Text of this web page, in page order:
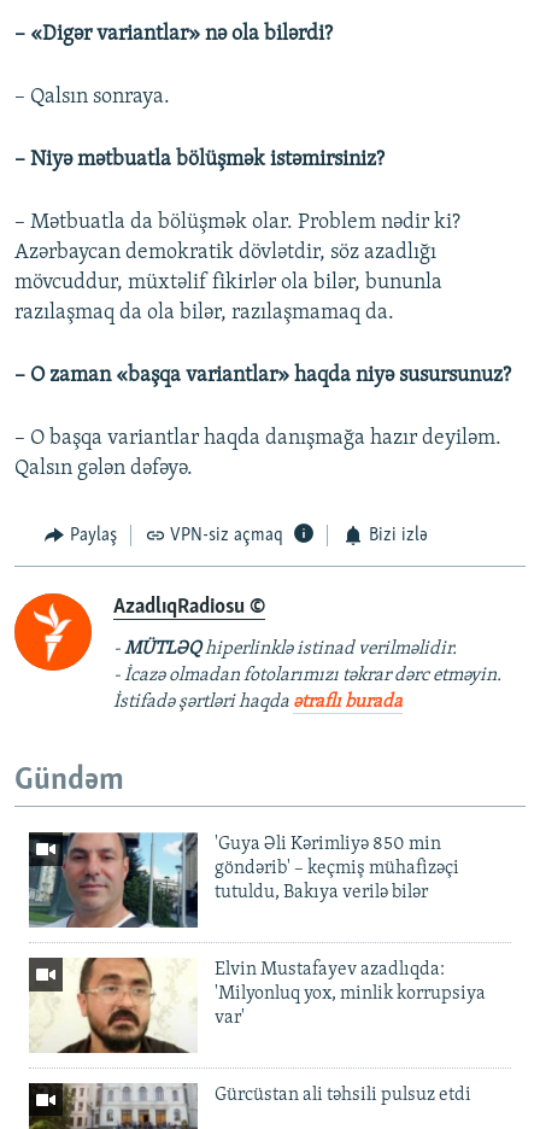
– «Digər variantlar» nə ola bilərdi?
– Qalsın sonraya.
– Niyə mətbuatla bölüşmək istəmirsiniz?
– Mətbuatla da bölüşmək olar. Problem nədir ki?
Azərbaycan demokratik dövlətdir, söz azadlığı
mövcuddur, müxtəlif fikirlər ola bilər, bununla
razılaşmaq da ola bilər, razılaşmamaq da.
– O zaman «başqa variantlar» haqda niyə susursunuz?
– O başqa variantlar haqda danışmağa hazır deyiləm.
Qalsın gələn dəfəyə.
Paylaş VPN-siz açmaq Bizi izlə
AzadlıqRadiosu ©
-MÜTLƏQhiperlinklə istinad verilməlidir.
- İcazə olmadan fotolarımızı təkrar dərc etməyin.
İstifadə şərtləri haqda ətraflı burada
Gündəm
'Guya Əli Kərimliyə 850 min
göndərib' – keçmiş mühafizəçi
tutuldu, Bakıya verilə bilər
Elvin Mustafayev azadlıqda:
'Milyonluq yox, minlik korrupsiya
var'
Gürcüstan ali təhsili pulsuz etdi